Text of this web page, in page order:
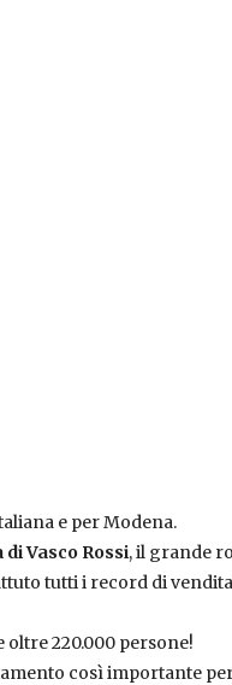
e per Modena.
Vasco Rossi, il grande
tutti i record di
oltre 220.000 persone!
così importante